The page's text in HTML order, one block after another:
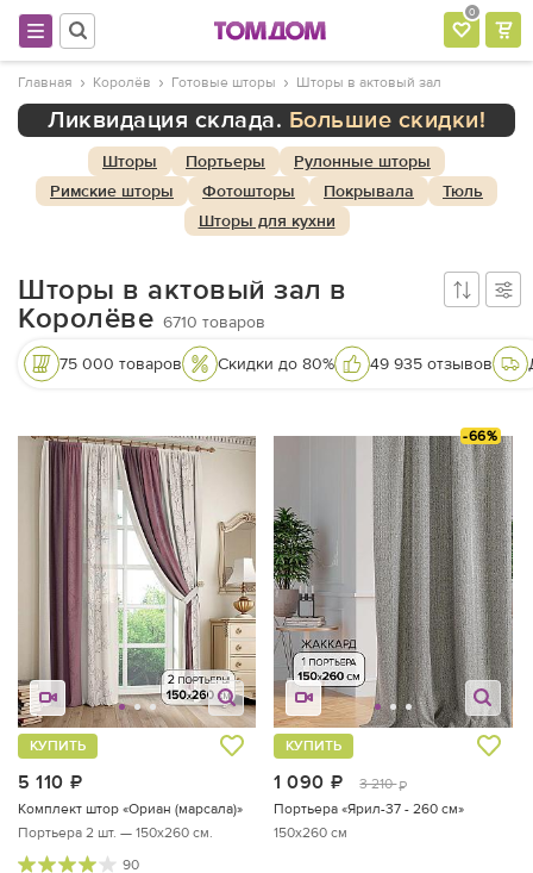
0
Главная Королёв Готовые шторы Шторы в актовый зал
Ликвидация склада. Большие скидки!
Шторы Портьеры
Рулонные шторы
Римские шторы
Фотошторы Покрывала
Тюль
Шторы для кухни
Шторы в актовый зал в
Королёве 6710 товаров
75 000 товаров Скидки до 80% 49 935 отзывов
5 110
КУПИТЬ
Комплект штор «Ориан (марсала)»
Портьера 2 шт. — 150х260 см.
90
-66%
1 090 руб.
3 210 руб.
КУПИТЬ
Портьера «Ярил-37 - 260 см»
150x260 см